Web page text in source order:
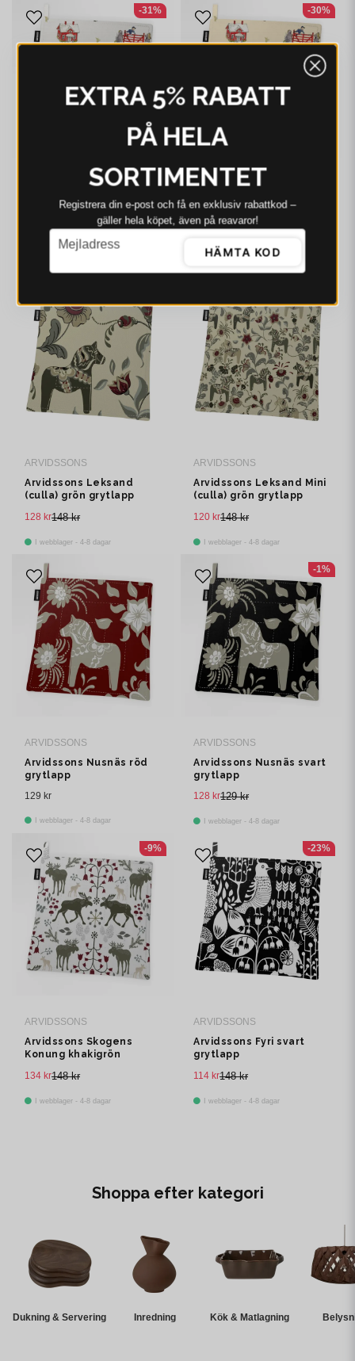
Arvidssons Emil I
Katthult offwhite
grytlapp
148 kr
-31%
ARVIDSSONS
Arvidssons Emil I
Katthult beige grytlapp
-30%
ARVIDSSONS
Arvidssons Leksand
(culla) grön grytlapp
148 kr
128 kr
I webblager - 4-8 dagar
ARVIDSSONS
Arvidssons Leksand Mini
(culla) grön grytlapp
148 kr
120 kr
I webblager - 4-8 dagar
ARVIDSSONS
Arvidssons Nusnäs röd
grytlapp
129 kr
I webblager - 4-8 dagar
ARVIDSSONS
Arvidssons Nusnäs svart
grytlapp
129 kr
128 kr
I webblager - 4-8 dagar
-1%
ARVIDSSONS
Arvidssons Skogens
Konung khakigrön
148 kr
134 kr
I webblager - 4-8 dagar
-9%
ARVIDSSONS
Arvidssons Fyri svart
grytlapp
148 kr
114 kr
I webblager - 4-8 dagar
-23%
Shoppa efter kategori
Dukning & Servering Inredning Kök & Matlagning
EXTRA 5% RABATT
PÅ HELA
SORTIMENTET
Registrera din e‑post och få en exklusiv rabattkod –
gäller hela köpet, även på reavaror!
email
Mejladress
HÄMTA KOD